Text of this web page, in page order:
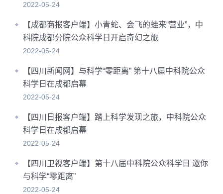
2022-05-24
【成都商报客户端】小青蛇、会飞的蛙来“营业”，中
科院成都分院公众科学日开启奇幻之旅
2022-05-24
【四川新闻网】与科学“零距离” 第十八届中科院公众
科学日在成都启幕
2022-05-24
【四川日报客户端】踏上科学发现之旅，中科院公众
科学日在成都启幕
2022-05-24
【四川卫视客户端】第十八届中科院公众科学日 邀你
与科学“零距离”
2022-05-24